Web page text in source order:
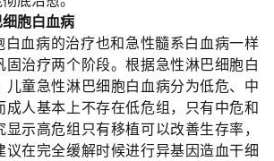
胞白血病
白血病的治疗也和急性髓系白血病一样
固治疗两个阶段。根据急性淋巴细胞白
儿童急性淋巴细胞白血病分为低危、中
成人基本上不存在低危组，只有中危和
示高危组只有移植可以改善生存率，
议在完全缓解时候进行异基因造血干细